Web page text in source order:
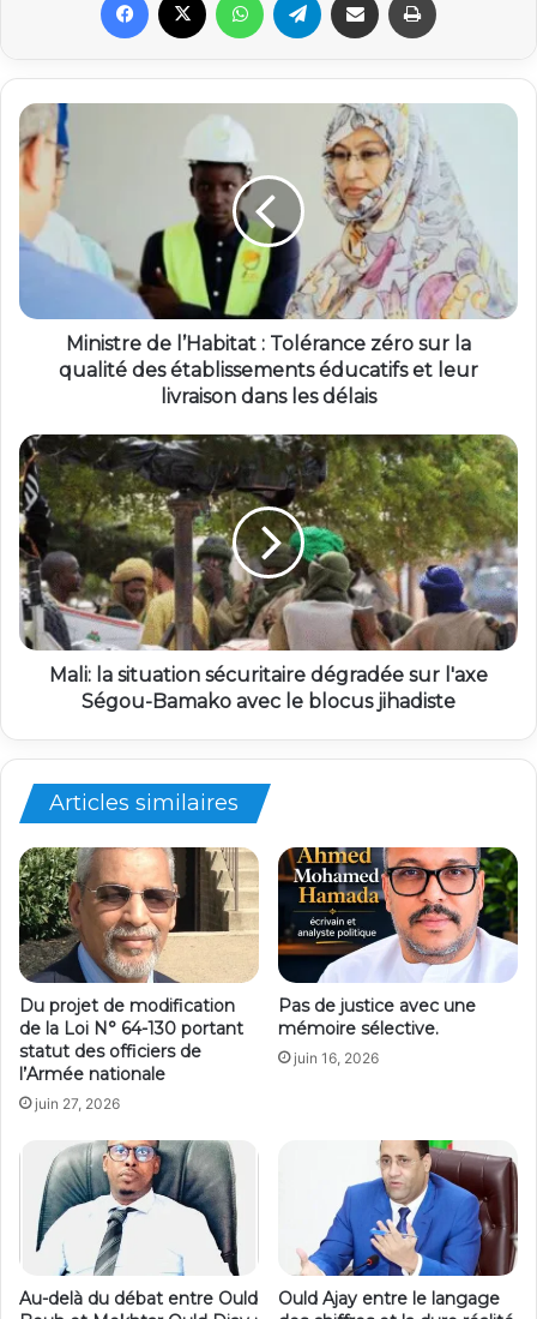
Ministre de l’Habitat : Tolérance zéro sur la
qualité des établissements éducatifs et leur
livraison dans les délais
Mali: la situation sécuritaire dégradée sur l'axe
Ségou-Bamako avec le blocus jihadiste
Articles similaires
Du projet de modification
de la Loi N° 64-130 portant
statut des officiers de
l’Armée nationale
juin 27, 2026
Pas de justice avec une
mémoire sélective.
juin 16, 2026
Au-delà du débat entre Ould
Ould Ajay entre le langage